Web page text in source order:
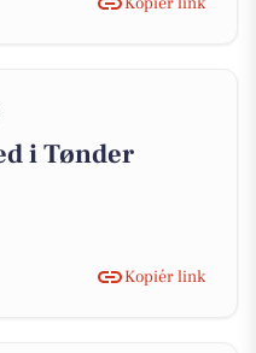
i Tønder
Kopiér link